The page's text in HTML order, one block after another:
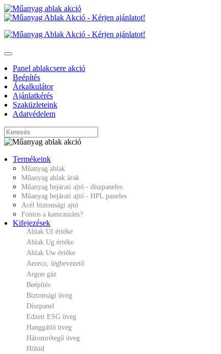
Panel ablakcsere akció
Beépítés
Árkalkulátor
Ajánlatkérés
Szaküzleteink
Adatvédelem
Termékeink
Műanyag ablak
Műanyag ablak árak
Műanyag bejárati ajtó - díszpaneles
Műanyag bejárati ajtó - HPL paneles
Acél biztonsági ajtó
Fontos a kamraszám?
Kifejezések
Ablak Uf értéke
Ablak Ug értéke
Ablak Uw értéke
Aereco, légbevezető
Argon gáz
Beépítés
Biztonsági üveg
Díszpanel
Edzett ESG üveg
Hanggátló üveg
Háromrétegű üveg
Hőhíd